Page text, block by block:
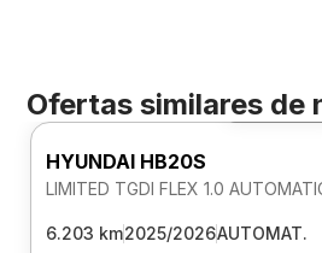
Ofertas similares de
Foto
HYUNDAI HB20S
LIMITED TGDI FLEX 1.0
6.203 km2025/2026AUTOMAT.